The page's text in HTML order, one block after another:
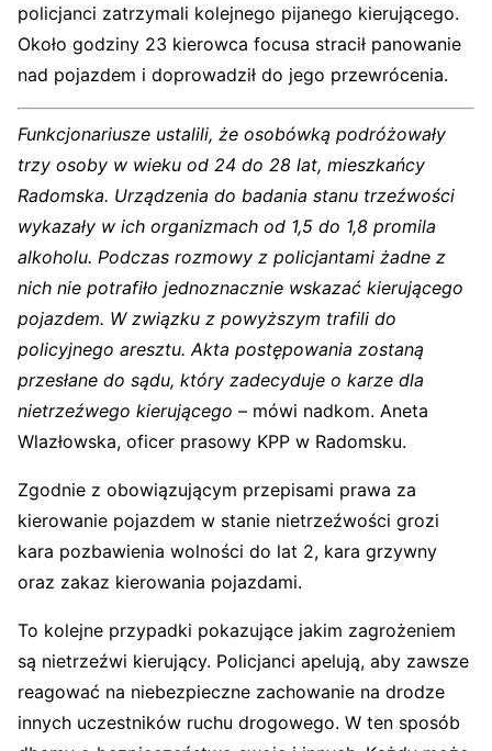
policjanci zatrzymali kolejnego pijanego kierującego.
Około godziny 23 kierowca focusa stracił panowanie
nad pojazdem i doprowadził do jego przewrócenia.
Funkcjonariusze ustalili, że osobówką podróżowały
trzy osoby w wieku od 24 do 28 lat, mieszkańcy
Radomska. Urządzenia do badania stanu trzeźwości
wykazały w ich organizmach od 1,5 do 1,8 promila
alkoholu. Podczas rozmowy z policjantami żadne z
nich nie potrafiło jednoznacznie wskazać kierującego
pojazdem. W związku z powyższym trafili do
policyjnego aresztu. Akta postępowania zostaną
przesłane do sądu, który zadecyduje o karze dla
nietrzeźwego kierującego – mówi nadkom. Aneta
Wlazłowska, oficer prasowy KPP w Radomsku.
Zgodnie z obowiązującym przepisami prawa za
kierowanie pojazdem w stanie nietrzeźwości grozi
kara pozbawienia wolności do lat 2, kara grzywny
oraz zakaz kierowania pojazdami.
To kolejne przypadki pokazujące jakim zagrożeniem
są nietrzeźwi kierujący. Policjanci apelują, aby zawsze
reagować na niebezpieczne zachowanie na drodze
innych uczestników ruchu drogowego. W ten sposób